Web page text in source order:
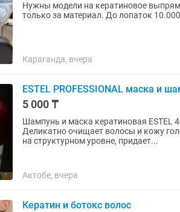
Нужны модели на кератиновое
только за материал. До лопаток
Караганда, вчера
ESTEL PROFESSIONAL маска и
5 000 ₸
Шампунь и маска кератиновая ESTEL 400 мл шампунь 5000 тн 300 мл маска 5000 тн
Деликатно очищает волосы и кожу
на структурном уровне, придает...
Актобе, вчера
Кератин и ботокс волос